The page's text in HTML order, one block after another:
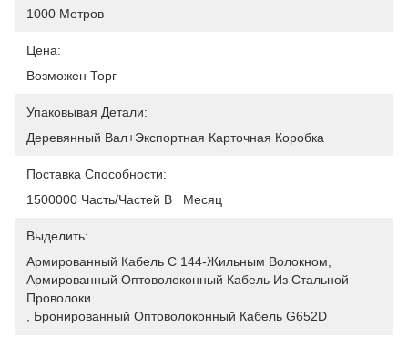
1000 Метров
Цена:
Возможен Торг
Упаковывая Детали:
Деревянный Вал+экспортная Карточная Коробка
Поставка Способности:
1500000 Часть/частей В   Месяц
Выделить:
Армированный Кабель С 144-Жильным Волокном
Армированный Оптоволоконный Кабель Из Стальной
Проволоки
Бронированный Оптоволоконный Кабель G652D